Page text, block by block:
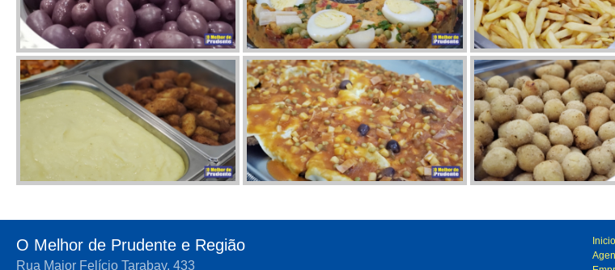
O Melhor de Prudente e Região
Rua Major Felício Tarabay, 433
Inicio